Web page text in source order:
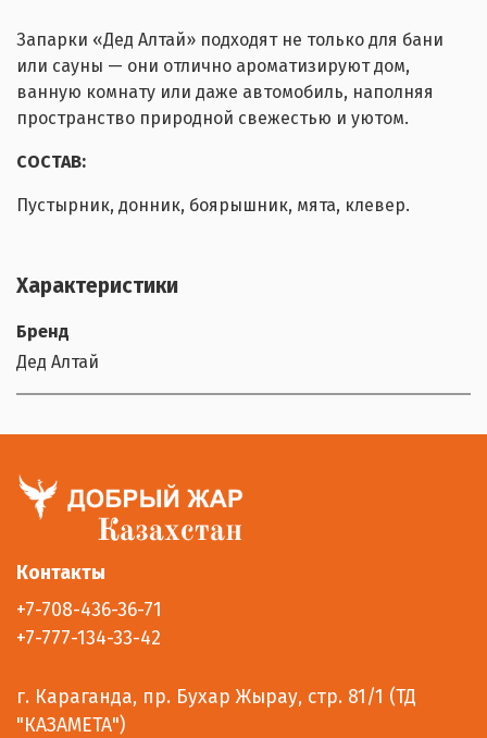
Запарки «Дед Алтай» подходят не только для бани
или сауны — они отлично ароматизируют дом,
ванную комнату или даже автомобиль, наполняя
пространство природной свежестью и уютом.
СОСТАВ:
Пустырник, донник, боярышник, мята, клевер.
Характеристики
Бренд
Дед Алтай
Контакты
+7-708-436-36-71
+7-777-134-33-42
г. Караганда, пр. Бухар Жырау, стр. 81/1 (ТД
"КАЗАМЕТА")